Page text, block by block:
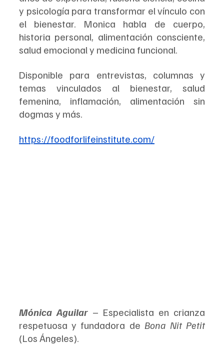
y psicología para transformar el vínculo con
el bienestar. Monica habla de cuerpo,
historia personal, alimentación consciente,
salud emocional y medicina funcional.
Disponible para entrevistas, columnas y
temas vinculados al bienestar, salud
femenina, inflamación, alimentación sin
dogmas y más.
https://foodforlifeinstitute.com/
Mónica Aguilar – Especialista en crianza
respetuosa y fundadora de Bona Nit Petit
(Los Ángeles).